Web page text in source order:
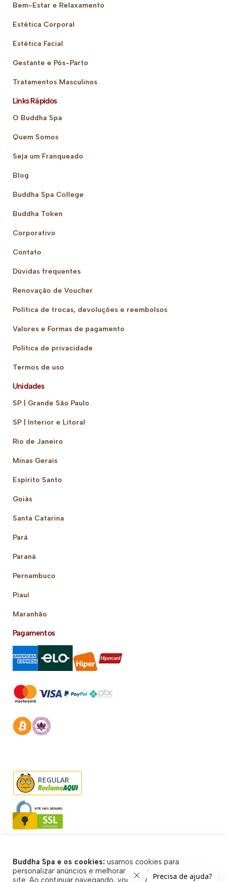
Bem-Estar e Relaxamento
Estética Corporal
Estética Facial
Gestante e Pós-Parto
Tratamentos Masculinos
Links Rápidos
O Buddha Spa
Quem Somos
Seja um Franqueado
Blog
Buddha Spa College
Buddha Token
Corporativo
Contato
Dúvidas frequentes
Renovação de Voucher
Política de trocas, devoluções e reembolsos
Valores e Formas de pagamento
Política de privacidade
Termos de uso
Unidades
SP | Grande São Paulo
SP | Interior e Litoral
Rio de Janeiro
Minas Gerais
Espírito Santo
Goiás
Santa Catarina
Pará
Paraná
Pernambuco
Piauí
Maranhão
Pagamentos
REGULAR
© Buddha Spa 2026 - Todos direitos reservados
Buddha Spa e os cookies: usamos cookies para
personalizar anúncios e melhorar a sua experiência no
site. Ao continuar navegando, você concorda com a